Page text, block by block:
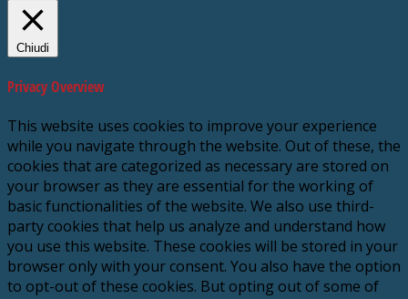
Chiudi
Privacy Overview
This website uses cookies to improve your experience
while you navigate through the website. Out of these, the
cookies that are categorized as necessary are stored on
your browser as they are essential for the working of
basic functionalities of the website. We also use third-
party cookies that help us analyze and understand how
you use this website. These cookies will be stored in your
browser only with your consent. You also have the option
to opt-out of these cookies. But opting out of some of